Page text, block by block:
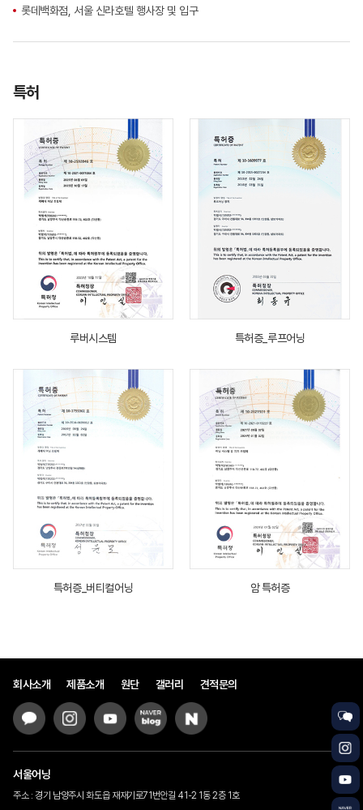
롯데백화점, 서울 신라호텔 행사장 및 입구
특허
루버시스템 특허증_루프어닝
특허증_버티컬어닝 암 특허증
회사소개 제품소개 원단 갤러리 견적문의
서울어닝
주소 : 경기 남양주시 화도읍 재재기로71번안길 41-2 1동 2층 1호